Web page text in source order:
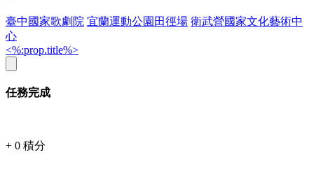
臺中國家歌劇院 宜蘭運動公園田徑場 衛武營國家文化藝術中
心
<%:prop.title%>
任務完成
+ 0 積分